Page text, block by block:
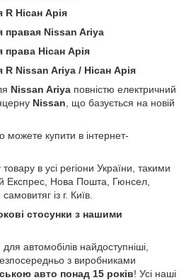
R Нісан Арія
правая Nissan Ariya
права Нісан Арія
R Nissan Ariya / Нісан Арія
Nissan Ariya повністю електричний
Nissan , що базується на новій
можете купити в інтернет-
в усі регіони України, такими
Експрес, Нова Пошта, Гюнсел,
із г. Київ.
стосунки з нашими
автомобілів найдоступніші,
з виробниками
авто понад 15 років! Усі наші